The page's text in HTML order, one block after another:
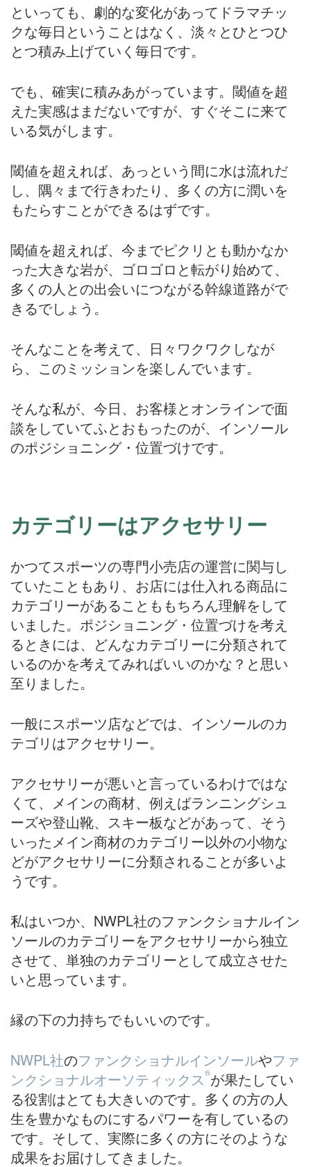
といっても、劇的な変化があってドラマチッ
クな毎日ということはなく、淡々とひとつひ
とつ積み上げていく毎日です。
でも、確実に積みあがっています。閾値を超
えた実感はまだないですが、すぐそこに来て
いる気がします。
閾値を超えれば、あっという間に水は流れだ
し、隅々まで行きわたり、多くの方に潤いを
もたらすことができるはずです。
閾値を超えれば、今までピクリとも動かなか
った大きな岩が、ゴロゴロと転がり始めて、
多くの人との出会いにつながる幹線道路がで
きるでしょう。
そんなことを考えて、日々ワクワクしなが
ら、このミッションを楽しんでいます。
そんな私が、今日、お客様とオンラインで面
談をしていてふとおもったのが、インソール
のポジショニング・位置づけです。
カテゴリーはアクセサリー
かつてスポーツの専門小売店の運営に関与し
ていたこともあり、お店には仕入れる商品に
カテゴリーがあることももちろん理解をして
いました。ポジショニング・位置づけを考え
るときには、どんなカテゴリーに分類されて
いるのかを考えてみればいいのかな？と思い
至りました。
一般にスポーツ店などでは、インソールのカ
テゴリはアクセサリー。
アクセサリーが悪いと言っているわけではな
くて、メインの商材、例えばランニングシュ
ーズや登山靴、スキー板などがあって、そう
いったメイン商材のカテゴリー以外の小物な
どがアクセサリーに分類されることが多いよ
うです。
私はいつか、NWPL社のファンクショナルイン
ソールのカテゴリーをアクセサリーから独立
させて、単独のカテゴリーとして成立させた
いと思っています。
縁の下の力持ちでもいいのです。
NWPL社のファンクショナルインソールやファ
ンクショナルオーソティックス®が果たしてい
る役割はとても大きいのです。多くの方の人
生を豊かなものにするパワーを有しているの
です。そして、実際に多くの方にそのような
成果をお届けしてきました。